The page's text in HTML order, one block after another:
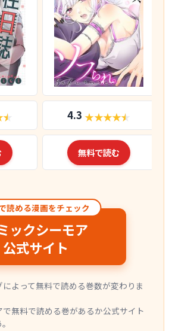
4.3
無料で読む
読める漫画をチェック
ックシーモア
公式サイト
よって無料で読める巻数が変わりま
無料で読める巻があるか公式サイト